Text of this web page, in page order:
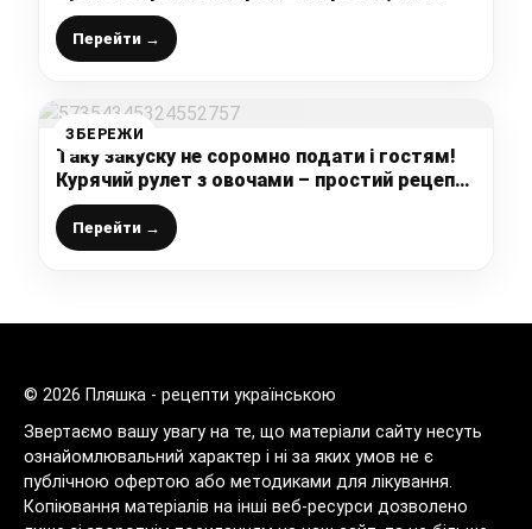
дуже смачна страва з капусти
Перейти →
ЗБЕРЕЖИ
Таку закуску не соромно подати і гостям!
Курячий рулет з овочами – простий рецепт,
з яким впорається кожен
Перейти →
© 2026 Пляшка - рецепти українською
Звертаємо вашу увагу на те, що матеріали сайту несуть
ознайомлювальний характер і ні за яких умов не є
публічною офертою або методиками для лікування.
Копіювання матеріалів на інші веб-ресурси дозволено